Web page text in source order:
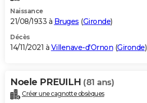
Naissance
21/08/1933 à Bruges (Gironde)
Décès
14/11/2021 à Villenave-d'Ornon (Gironde)
Noele PREUILH (81 ans)
Créer une cagnotte obsèques